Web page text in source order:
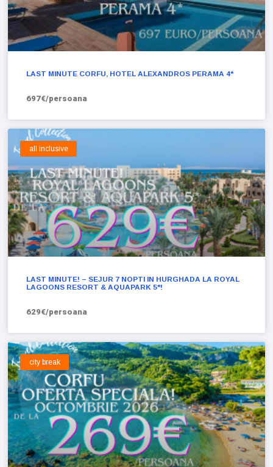
LAST MINUTE CORFU, HOTEL ALEXANDROS PERAMA 4*
697€/persoana
all inclusive
LAST MINUTE! – SEJUR 7 NOPTI IN HURGHADA LA ROYAL
LAGOONS RESORT & AQUAPARK 5*!
629€/persoana
city break